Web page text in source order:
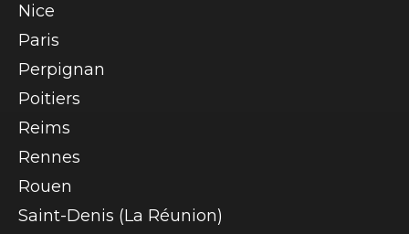
Nice
Paris
Perpignan
Poitiers
Reims
Rennes
Rouen
Saint-Denis (La Réunion)